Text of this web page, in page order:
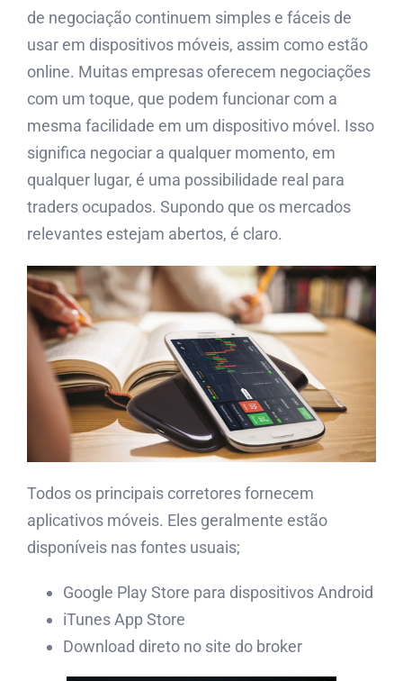
de negociação continuem simples e fáceis de
usar em dispositivos móveis, assim como estão
online. Muitas empresas oferecem negociações
com um toque, que podem funcionar com a
mesma facilidade em um dispositivo móvel. Isso
significa negociar a qualquer momento, em
qualquer lugar, é uma possibilidade real para
traders ocupados. Supondo que os mercados
relevantes estejam abertos, é claro.
Todos os principais corretores fornecem
aplicativos móveis. Eles geralmente estão
disponíveis nas fontes usuais;
Google Play Store para dispositivos Android
iTunes App Store
Download direto no site do broker